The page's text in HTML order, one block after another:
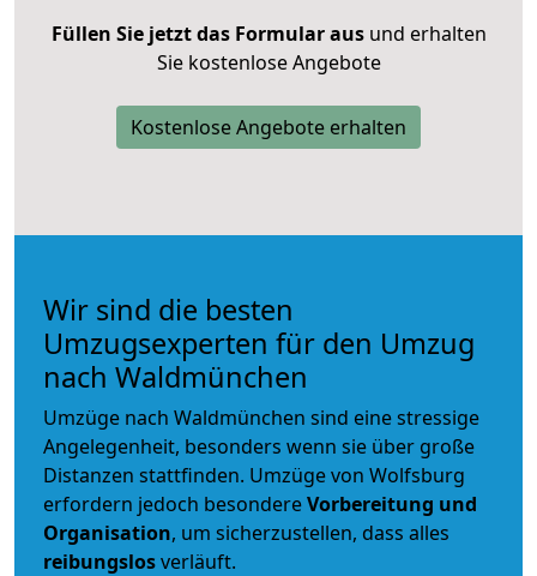
Füllen Sie jetzt das Formular ausund erhalten
Sie kostenlose Angebote
Kostenlose Angebote erhalten
Wir sind die besten
Umzugsexperten für den Umzug
nach Waldmünchen
Umzüge nach Waldmünchen sind eine stressige
Angelegenheit, besonders wenn sie über große
Distanzen stattfinden. Umzüge von Wolfsburg
erfordern jedoch besondereVorbereitung und
Organisation, um sicherzustellen, dass alles
reibungslosverläuft.